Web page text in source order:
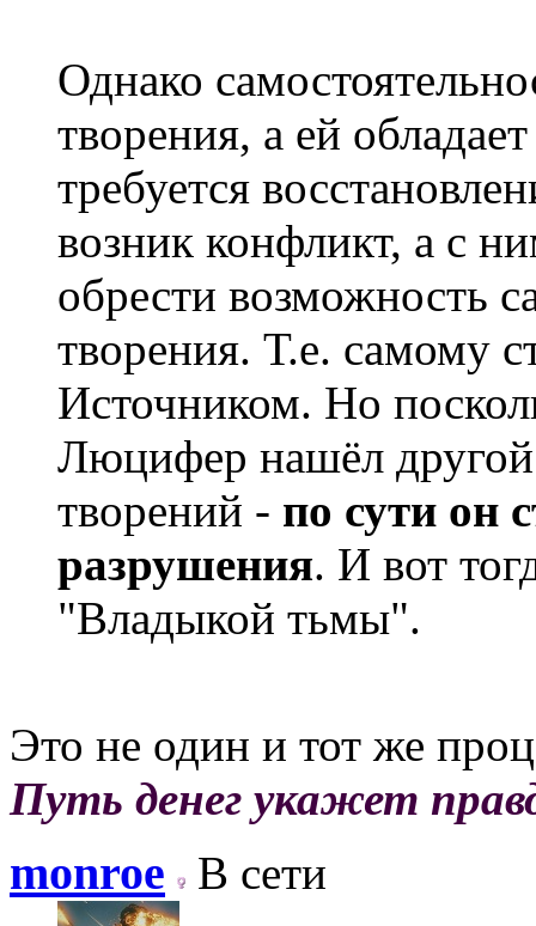
Однако
творения, а ей
требуется
возник конфликт, а с
обрести возможность
творения. Т.е. самому
Источником. Но
Люцифер нашёл другой
творений - по сути он
разрушения. И вот
"Владыкой тьмы".
Это не один и тот же
Путь денег укажет
monroe В сети